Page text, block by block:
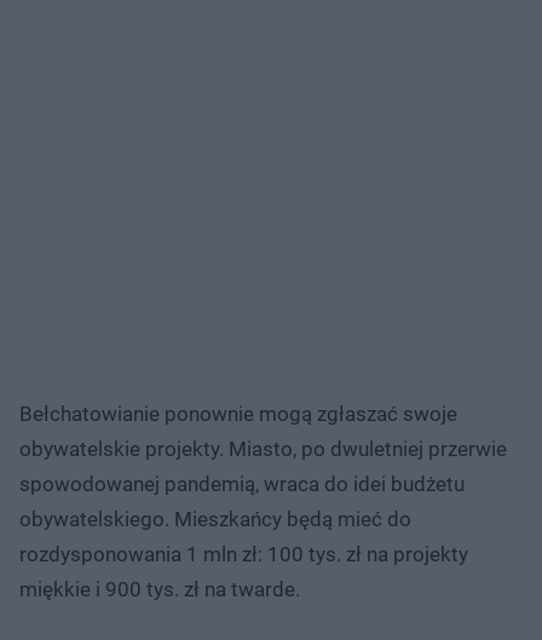
Bełchatowianie ponownie mogą zgłaszać swoje
obywatelskie projekty. Miasto, po dwuletniej przerwie
spowodowanej pandemią, wraca do idei budżetu
obywatelskiego. Mieszkańcy będą mieć do
rozdysponowania 1 mln zł: 100 tys. zł na projekty
miękkie i 900 tys. zł na twarde.